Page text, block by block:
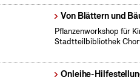
Von Blättern und
Pflanzenworkshop für
Stadtteilbibliothek
Onleihe-